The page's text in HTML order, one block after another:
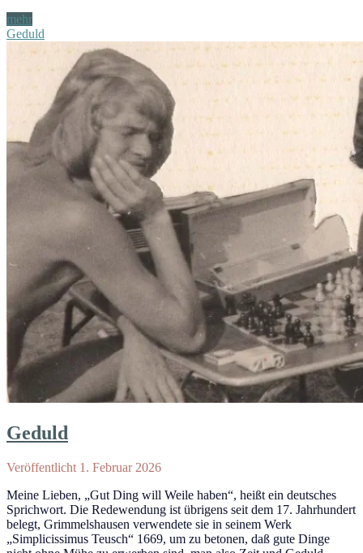
mehrZu
viel
Geduld
Geduld
Veröffentlicht 1. Februar 2026
Meine Lieben, „Gut Ding will Weile haben“, heißt ein deutsches
Sprichwort. Die Redewendung ist übrigens seit dem 17. Jahrhundert
belegt, Grimmelshausen verwendete sie in seinem Werk
„Simplicissimus Teusch“ 1669, um zu betonen, daß gute Dinge